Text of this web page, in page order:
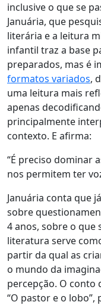
inclusive o que se
Januária, que
literária e a leitura
infantil traz a base
preparados, mas é
formatos variados,
uma leitura mais
apenas
principalmente
contexto. E afirma:
“É preciso dominar
nos permitem ter
Januária conta que
sobre
4 anos, sobre o que
literatura serve
partir da qual as
o mundo da
percepção. O conto
“O pastor e o